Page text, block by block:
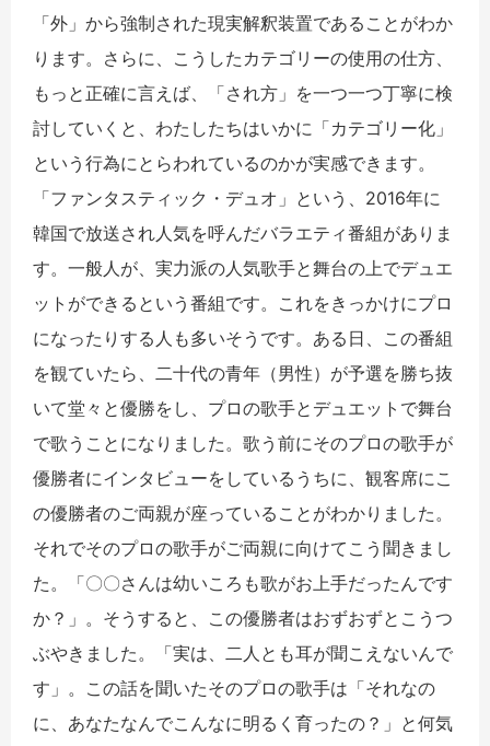
「外」から強制された現実解釈装置であることがわか
ります。さらに、こうしたカテゴリーの使用の仕方、
もっと正確に言えば、「され方」を一つ一つ丁寧に検
討していくと、わたしたちはいかに「カテゴリー化」
という行為にとらわれているのかが実感できます。
「ファンタスティック・デュオ」という、2016年に
韓国で放送され人気を呼んだバラエティ番組がありま
す。一般人が、実力派の人気歌手と舞台の上でデュエ
ットができるという番組です。これをきっかけにプロ
になったりする人も多いそうです。ある日、この番組
を観ていたら、二十代の青年（男性）が予選を勝ち抜
いて堂々と優勝をし、プロの歌手とデュエットで舞台
で歌うことになりました。歌う前にそのプロの歌手が
優勝者にインタビューをしているうちに、観客席にこ
の優勝者のご両親が座っていることがわかりました。
それでそのプロの歌手がご両親に向けてこう聞きまし
た。「〇〇さんは幼いころも歌がお上手だったんです
か？」。そうすると、この優勝者はおずおずとこうつ
ぶやきました。「実は、二人とも耳が聞こえないんで
す」。この話を聞いたそのプロの歌手は「それなの
に、あなたなんでこんなに明るく育ったの？」と何気